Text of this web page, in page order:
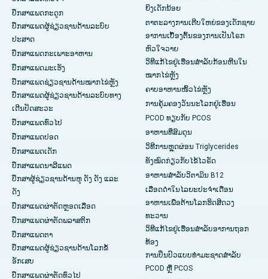
ປຶກສາແພດກະດູກ
ປຶກສາແພດຜູ້ຊ່ຽວຊານດ້ານລະບົບ
ປະສາດ
ປຶກສາແພດກະເພາະອາຫານ
ປຶກສາແພດມະເຮັງ
ປຶກສາແພດຊ່ຽວຊານດ້ານໝາກໄຂ່ຫຼັງ
ປຶກສາແພດຜູ້ຊ່ຽວຊານດ້ານລະບົບທາງ
ເດີນປັດສະວະ
ປຶກສາແພດທົ່ວໄປ
ປຶກສາແພດປອດ
ປຶກສາແພດເດັກ
ປຶກສາແພດນາລີແພດ
ປຶກສາຜູ້ຊ່ຽວຊານດ້ານຫູ ດັງ ດັງ ແລະ
ດັງ
ປຶກສາແພດຜ່າຕັດຫຼອດເລືອດ
ປຶກສາແພດຜ່າຕັດພລາສຕິກ
ປຶກສາແພດຕາ
ປຶກສາແພດຜູ້ຊ່ຽວຊານດ້ານໂລກຂໍ້
ອັກເສບ
ປຶກສາແພດຜ່າຕັດທົ່ວໄປ
ຍິງເດັກນ້ອຍ
ຕາຕະລາງການເຕີບໃຫຍ່ຂອງເດັກຊາຍ
ອາການເບື້ອງຕົ້ນຂອງການເປັນໂຣກ
ຫົວໃຈວາຍ
ວິທີແກ້ໄຂຢູ່ເຮືອນສຳລັບກ້ອນຫີນໃນ
ໝາກໄຂ່ຫຼັງ
ຄາບອາຫານໜິ້ວໄຂ່ຫຼັງ
ການຄຸ້ມຄອງວັນນະໂລກຢູ່ເຮືອນ
PCOD ທຽບກັບ PCOS
ອາຫານທີ່ສົມດຸນ
ວິທີການຫຼຸດຜ່ອນ Triglycerides
ທັງໝົດກ່ຽວກັບໄຂ້ໄວຣັດ
ອາຫານສຳລັບວິຕາມິນ B12
ເລືອດດໍາໃນໄລຍະປະຈໍາເດືອນ
ອາຫານເພື່ອຕ້ານໂລກຮິດສີດວງ
ທະວານ
ວິທີແກ້ໄຂຢູ່ເຮືອນສຳລັບອາການຖອກ
ທ້ອງ
ການປິ່ນປົວແບບທໍາມະຊາດສໍາລັບ
PCOD ຫຼື PCOS